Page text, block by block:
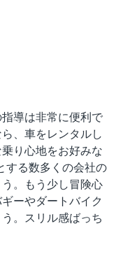
導は非常に便利で
、車をレンタルし
り心地をお好みな
する数多くの会社の
。もう少し冒険心
ーやダートバイク
。スリル感ばっち